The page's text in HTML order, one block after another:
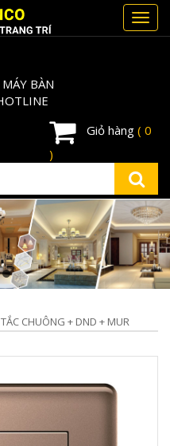
MÁY BÀN
Giỏ hàng ( 0
)
CHUÔNG + DND + MUR